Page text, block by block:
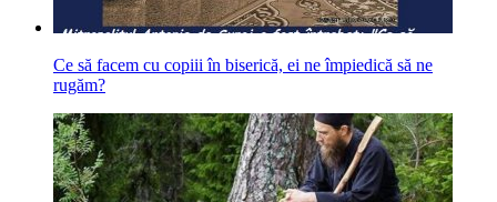
Ce să facem cu copiii în biserică, ei ne împiedică să ne
rugăm?